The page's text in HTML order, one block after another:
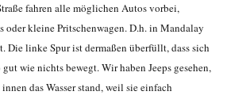
fahren alle möglichen Autos vorbei,
oder kleine Pritschenwagen. D.h. in Mandalay
Die linke Spur ist dermaßen überfüllt, dass sich
wie nichts bewegt. Wir haben Jeeps gesehen,
das Wasser stand, weil sie einfach